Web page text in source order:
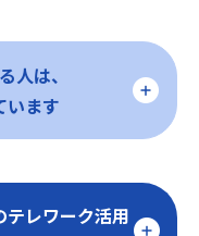
人は、
います
レワーク活用